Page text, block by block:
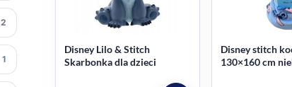
2
1
Disney Lilo & Stitch
Skarbonka dla dzieci
Disney stitch
130×160 cm